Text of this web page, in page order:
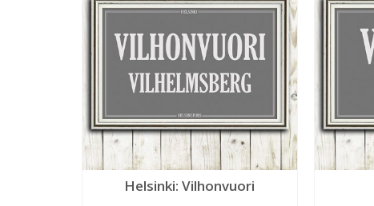
Helsinki: Vilhonvuori